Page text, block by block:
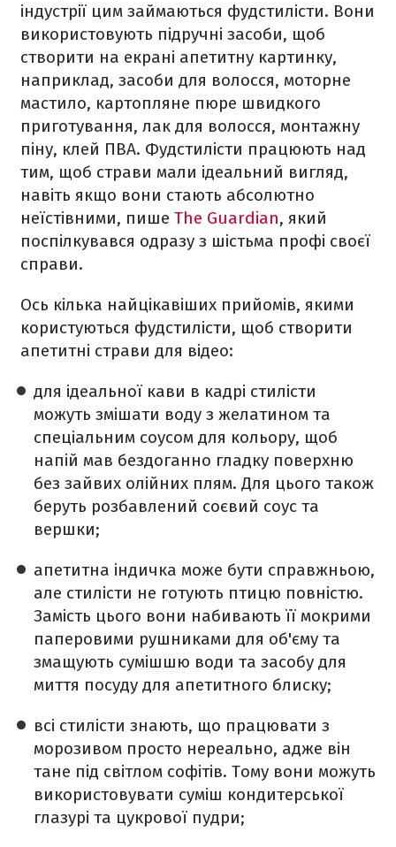
індустрії цим займаються фудстилісти. Вони
використовують підручні засоби, щоб
створити на екрані апетитну картинку,
наприклад, засоби для волосся, моторне
мастило, картопляне пюре швидкого
приготування, лак для волосся, монтажну
піну, клей ПВА. Фудстилісти працюють над
тим, щоб страви мали ідеальний вигляд,
навіть якщо вони стають абсолютно
неїстівними, пише The Guardian, який
поспілкувався одразу з шістьма профі своєї
справи.
Ось кілька найцікавіших прийомів, якими
користуються фудстилісти, щоб створити
апетитні страви для відео:
для ідеальної кави в кадрі стилісти
можуть змішати воду з желатином та
спеціальним соусом для кольору, щоб
напій мав бездоганно гладку поверхню
без зайвих олійних плям. Для цього також
беруть розбавлений соєвий соус та
вершки;
апетитна індичка може бути справжньою,
але стилісти не готують птицю повністю.
Замість цього вони набивають її мокрими
паперовими рушниками для об'єму та
змащують сумішшю води та засобу для
миття посуду для апетитного блиску;
всі стилісти знають, що працювати з
морозивом просто нереально, адже він
тане під світлом софітів. Тому вони можуть
використовувати суміш кондитерської
глазурі та цукрової пудри;